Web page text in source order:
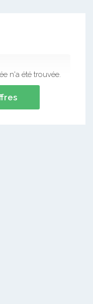
n'a été trouvée.